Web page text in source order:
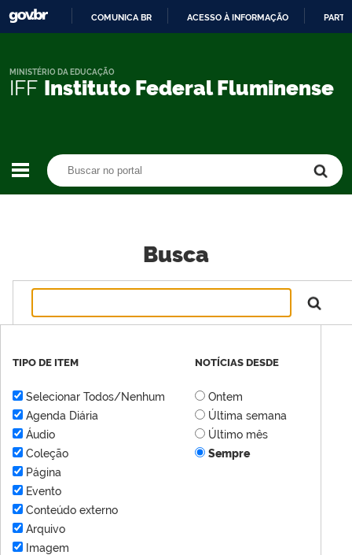
CONTEÚDO
COMUNICA BR ACESSO À INFORMAÇÃO
IFF Instituto Federal Fluminense
MINISTÉRIO DA EDUCAÇÃO
Busca
TIPO DE ITEM
Selecionar Todos/Nenhum
Agenda Diária
Áudio
Coleção
Página
Evento
Conteúdo externo
Arquivo
Imagem
NOTÍCIAS DESDE
Ontem
Última semana
Último mês
Sempre